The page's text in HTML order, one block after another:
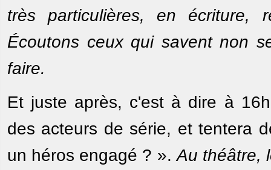
très particulières, en écriture,
Écoutons ceux qui savent non
faire.
Et juste après, c'est à dire à
des acteurs de série, et tentera
un héros engagé ? ».Au théâtre,